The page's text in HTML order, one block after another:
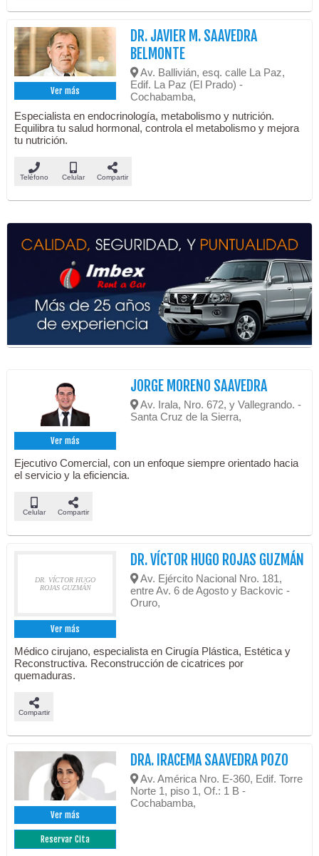
Ver más
DR. JAVIER M. SAAVEDRA
BELMONTE
Av. Ballivián, esq. calle La Paz,
Edif. La Paz (El Prado) -
Cochabamba,
Especialista en endocrinología, metabolismo y nutrición.
Equilibra tu salud hormonal, controla el metabolismo y mejora
tu nutrición.
Teléfono Celular Compartir
Ver más
JORGE MORENO SAAVEDRA
Av. Irala, Nro. 672, y Vallegrando. -
Santa Cruz de la Sierra,
Ejecutivo Comercial, con un enfoque siempre orientado hacia
el servicio y la eficiencia.
Celular Compartir
DR. VÍCTOR HUGO
ROJAS GUZMÁN
Ver más
DR. VÍCTOR HUGO ROJAS GUZMÁN
Av. Ejército Nacional Nro. 181,
entre Av. 6 de Agosto y Backovic -
Oruro,
Médico cirujano, especialista en Cirugía Plástica, Estética y
Reconstructiva. Reconstrucción de cicatrices por
quemaduras.
Compartir
Ver más
Reservar Cita
DRA. IRACEMA SAAVEDRA POZO
Av. América Nro. E-360, Edif. Torre
Norte 1, piso 1, Of.: 1 B -
Cochabamba,